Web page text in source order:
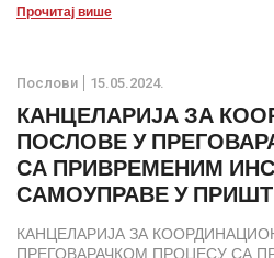
Прочитај више
Послови 15.05.2024.
КАНЦЕЛАРИЈА ЗА
ПОСЛОВЕ У
СА ПРИВРЕМЕНИМ
САМОУПРАВЕ У
КАНЦЕЛАРИЈА ЗА
ПРЕГОВАРАЧКОМ ПРОЦЕСУ СА